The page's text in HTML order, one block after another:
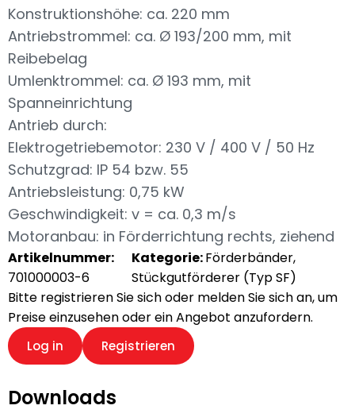
Konstruktionshöhe: ca. 220 mm
Antriebstrommel: ca. Ø 193/200 mm, mit
Reibebelag
Umlenktrommel: ca. Ø 193 mm, mit
Spanneinrichtung
Antrieb durch:
Elektrogetriebemotor: 230 V / 400 V / 50 Hz
Schutzgrad: IP 54 bzw. 55
Antriebsleistung: 0,75 kW
Geschwindigkeit: v = ca. 0,3 m/s
Motoranbau: in Förderrichtung rechts, ziehend
Artikelnummer:
701000003-6
Kategorie:Förderbänder,
Stückgutförderer (Typ SF)
Bitte registrieren Sie sich oder melden Sie sich an, um
Preise einzusehen oder ein Angebot anzufordern.
Log in Registrieren
Downloads